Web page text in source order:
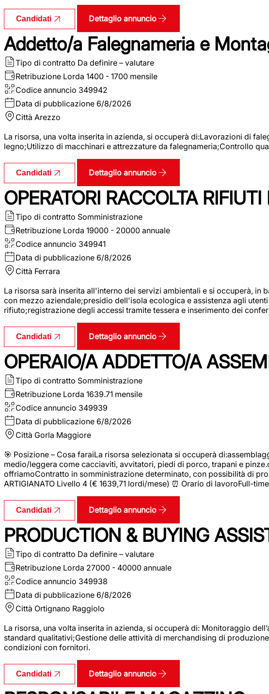
Candidati Dettaglio annuncio
Addetto/a Falegnameria e
Tipo di contratto Da definire – valutare
Retribuzione Lorda 1400 - 1700 mensile
Codice annuncio 349942
Data di pubblicazione 6/8/2026
Città Arezzo
La risorsa, una volta inserita in azienda, si occuperà di:Lavorazioni di
legno;Utilizzo di macchinari e attrezzature da falegnameria;Controllo
Candidati Dettaglio annuncio
OPERATORI RACCOLTA
Tipo di contratto Somministrazione
Retribuzione Lorda 19000 - 20000 annuale
Codice annuncio 349941
Data di pubblicazione 6/8/2026
Città Ferrara
La risorsa sarà inserita all'interno dei servizi ambientali e si occuperà,
con mezzo aziendale;presidio dell'isola ecologica e assistenza agli
rifiuto;registrazione degli accessi tramite tessera e inserimento dei
Candidati Dettaglio annuncio
OPERAIO/A ADDETTO/A
Tipo di contratto Somministrazione
Retribuzione Lorda 1639.71 mensile
Codice annuncio 349939
Data di pubblicazione 6/8/2026
Città Gorla Maggiore
🎯 Posizione – Cosa faraiLa risorsa selezionata si occuperà
medio/leggera come cacciaviti, avvitatori, piedi di porco, trapani e
offriamoContratto in somministrazione determinato, con possibilità di
ARTIGIANATO Livello 4 (€ 1639,71 lordi/mese) ⏰ Orario di lavoroFull-
Candidati Dettaglio annuncio
PRODUCTION & BUYING
Tipo di contratto Da definire – valutare
Retribuzione Lorda 27000 - 40000 annuale
Codice annuncio 349938
Data di pubblicazione 6/8/2026
Città Ortignano Raggiolo
La risorsa, una volta inserita in azienda, si occuperà di: Monitoraggio
standard qualitativi;Gestione delle attività di merchandising di
condizioni con fornitori.
Candidati Dettaglio annuncio